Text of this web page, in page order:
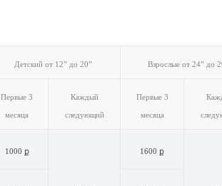
Детский от 12” до 20” Взрослые от 24” до
Первые 3
месяца
Каждый
следующий
Первые 3
месяца
1000 ք 1600 ք